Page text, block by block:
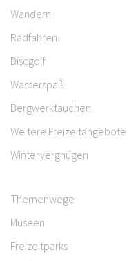
Wandern
Radfahren
Discgolf
Wasserspaß
Bergwerktauchen
Weitere Freizeitangebote
Wintervergnügen
Themenwege
Museen
Freizeitparks